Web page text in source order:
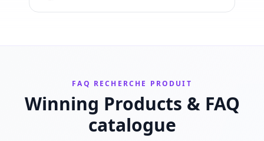
FAQ RECHERCHE PRODUIT
Winning Products & FAQ
catalogue